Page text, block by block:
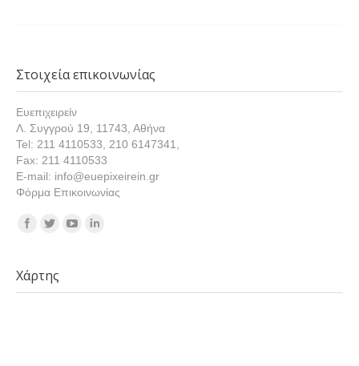
Στοιχεία επικοινωνίας
Ευεπιχειρείν
Λ. Συγγρού 19, 11743, Αθήνα
Tel: 211 4110533, 210 6147341,
Fax: 211 4110533
E-mail: info@euepixeirein.gr
Φόρμα Επικοινωνίας
Find us on:
Χάρτης